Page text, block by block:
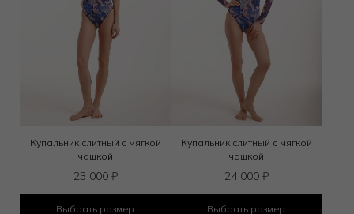
Купальник слитный с мягкой
чашкой
23 000 ₽
Выбрать размер
Купальник слитный с мягкой
чашкой
24 000 ₽
Выбрать размер